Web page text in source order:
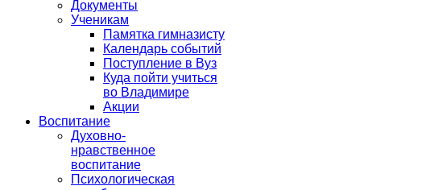
Документы
Ученикам
Памятка гимназисту
Календарь событий
Поступление в Вуз
Куда пойти учиться
во Владимире
Акции
Воспитание
Духовно-
нравственное
воспитание
Психологическая